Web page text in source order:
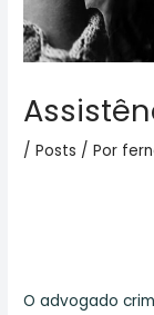
/Posts / Por
O advogado